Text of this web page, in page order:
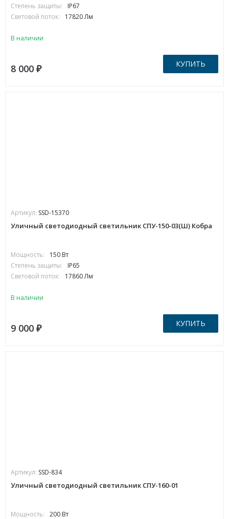
Степень защиты:
IP67
Световой поток:
17820 Лм
В наличии
8 000 ₽ КУПИТЬ
Артикул: SSD-15370
Уличный светодиодный светильник СПУ-150-03(Ш) Кобра
Мощность:
150 Вт
Степень защиты:
IP65
Световой поток:
17860 Лм
В наличии
9 000 ₽ КУПИТЬ
Артикул: SSD-834
Уличный светодиодный светильник СПУ-160-01
Мощность:
200 Вт